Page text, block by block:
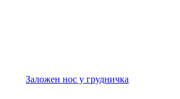
Заложен нос у грудничка